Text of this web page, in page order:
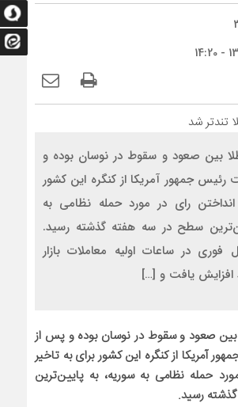
بین صعود و سقوط در نوسان بوده و
جمهور آمریکا از کنگره این کشور
انداختن رای در مورد حمله نظامی به
سطح در سه هفته گذشته رسید.
فوری در ساعات اولیه معاملات بازار
صعود و سقوط در نوسان بوده و پس از
آمریکا از کنگره این کشور برای به تاخیر
حمله نظامی به سوریه، به پایین‌ترین
رسید.